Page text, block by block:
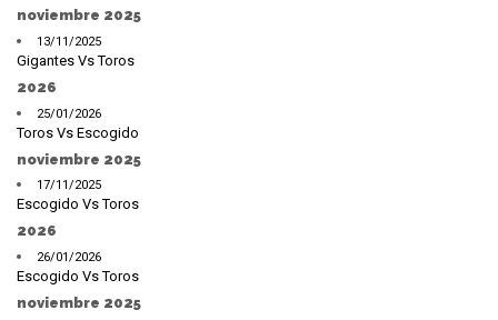
noviembre 2025
13/11/2025
Gigantes Vs Toros
2026
25/01/2026
Toros Vs Escogido
noviembre 2025
17/11/2025
Escogido Vs Toros
2026
26/01/2026
Escogido Vs Toros
noviembre 2025